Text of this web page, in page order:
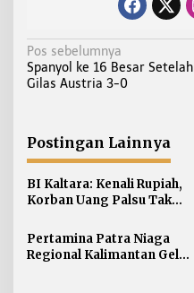
N
a
g
a
s
i
o
Pos sebelumnya
Spanyol ke 16 Besar Setelah
Gilas Austria 3-0
Postingan Lainnya
BI Kaltara: Kenali Rupiah,
Korban Uang Palsu Tak
Pertamina Patra Niaga
Regional Kalimantan Gelar